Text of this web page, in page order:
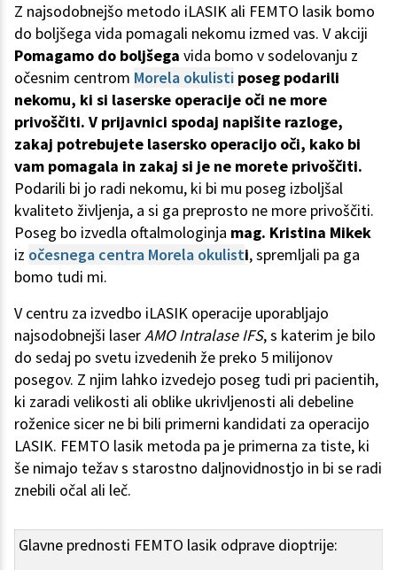
Z najsodobnejšo metodo iLASIK ali FEMTO lasik bomo
do boljšega vida pomagali nekomu izmed vas. V akciji
Pomagamo do boljšega vida bomo v sodelovanju z
očesnim centrom Morela okulisti poseg podarili
nekomu, ki si laserske operacije oči ne more
privoščiti. V prijavnici spodaj napišite razloge,
zakaj potrebujete lasersko operacijo oči, kako bi
vam pomagala in zakaj si je ne morete privoščiti.
Podarili bi jo radi nekomu, ki bi mu poseg izboljšal
kvaliteto življenja, a si ga preprosto ne more privoščiti.
Poseg bo izvedla oftalmologinja mag. Kristina Mikek
iz očesnega centra Morela okulisti, spremljali pa ga
bomo tudi mi.
V centru za izvedbo iLASIK operacije uporabljajo
najsodobnejši laserAMO Intralase IFS, s katerim je bilo
do sedaj po svetu izvedenih že preko 5 milijonov
posegov. Z njim lahko izvedejo poseg tudi pri pacientih,
ki zaradi velikosti ali oblike ukrivljenosti ali debeline
roženice sicer ne bi bili primerni kandidati za operacijo
LASIK. FEMTO lasik metoda pa je primerna za tiste, ki
še nimajo težav s starostno daljnovidnostjo in bi se radi
znebili očal ali leč.
Glavne prednosti FEMTO lasik odprave dioptrije: